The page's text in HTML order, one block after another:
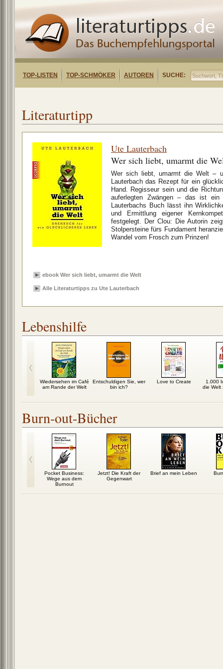
TOP-LISTEN TOP-SCHMÖKER AUTOREN SUCHE:
Literaturtipp
Ute Lauterbach
Wer sich liebt, umarmt die
Wer sich liebt, umarmt die Welt –
Lauterbach das Rezept für ein
Hand. Regisseur sein und die
auferlegten Zwängen – das ist
Lauterbachs Buch lässt ihn
und Ermittlung eigener
festgelegt. Der Clou: Die Autorin
Stolpersteine fürs Fundament
Wandel vom Frosch zum Prinzen!
ebook Wer sich liebt, umarmt die Welt
Alle Literaturtipps zu Ute Lauterbach
Lebenshilfe
Wiedersehen im Café
am Rande der Welt
Entschuldigen Sie, wer
bin ich?
Love to Create
1.000
die Welt
Burn-out-Bücher
Pocket Business:
Wege aus dem
Burnout
Jetzt! Die Kraft der
Gegenwart
Brief an mein Leben